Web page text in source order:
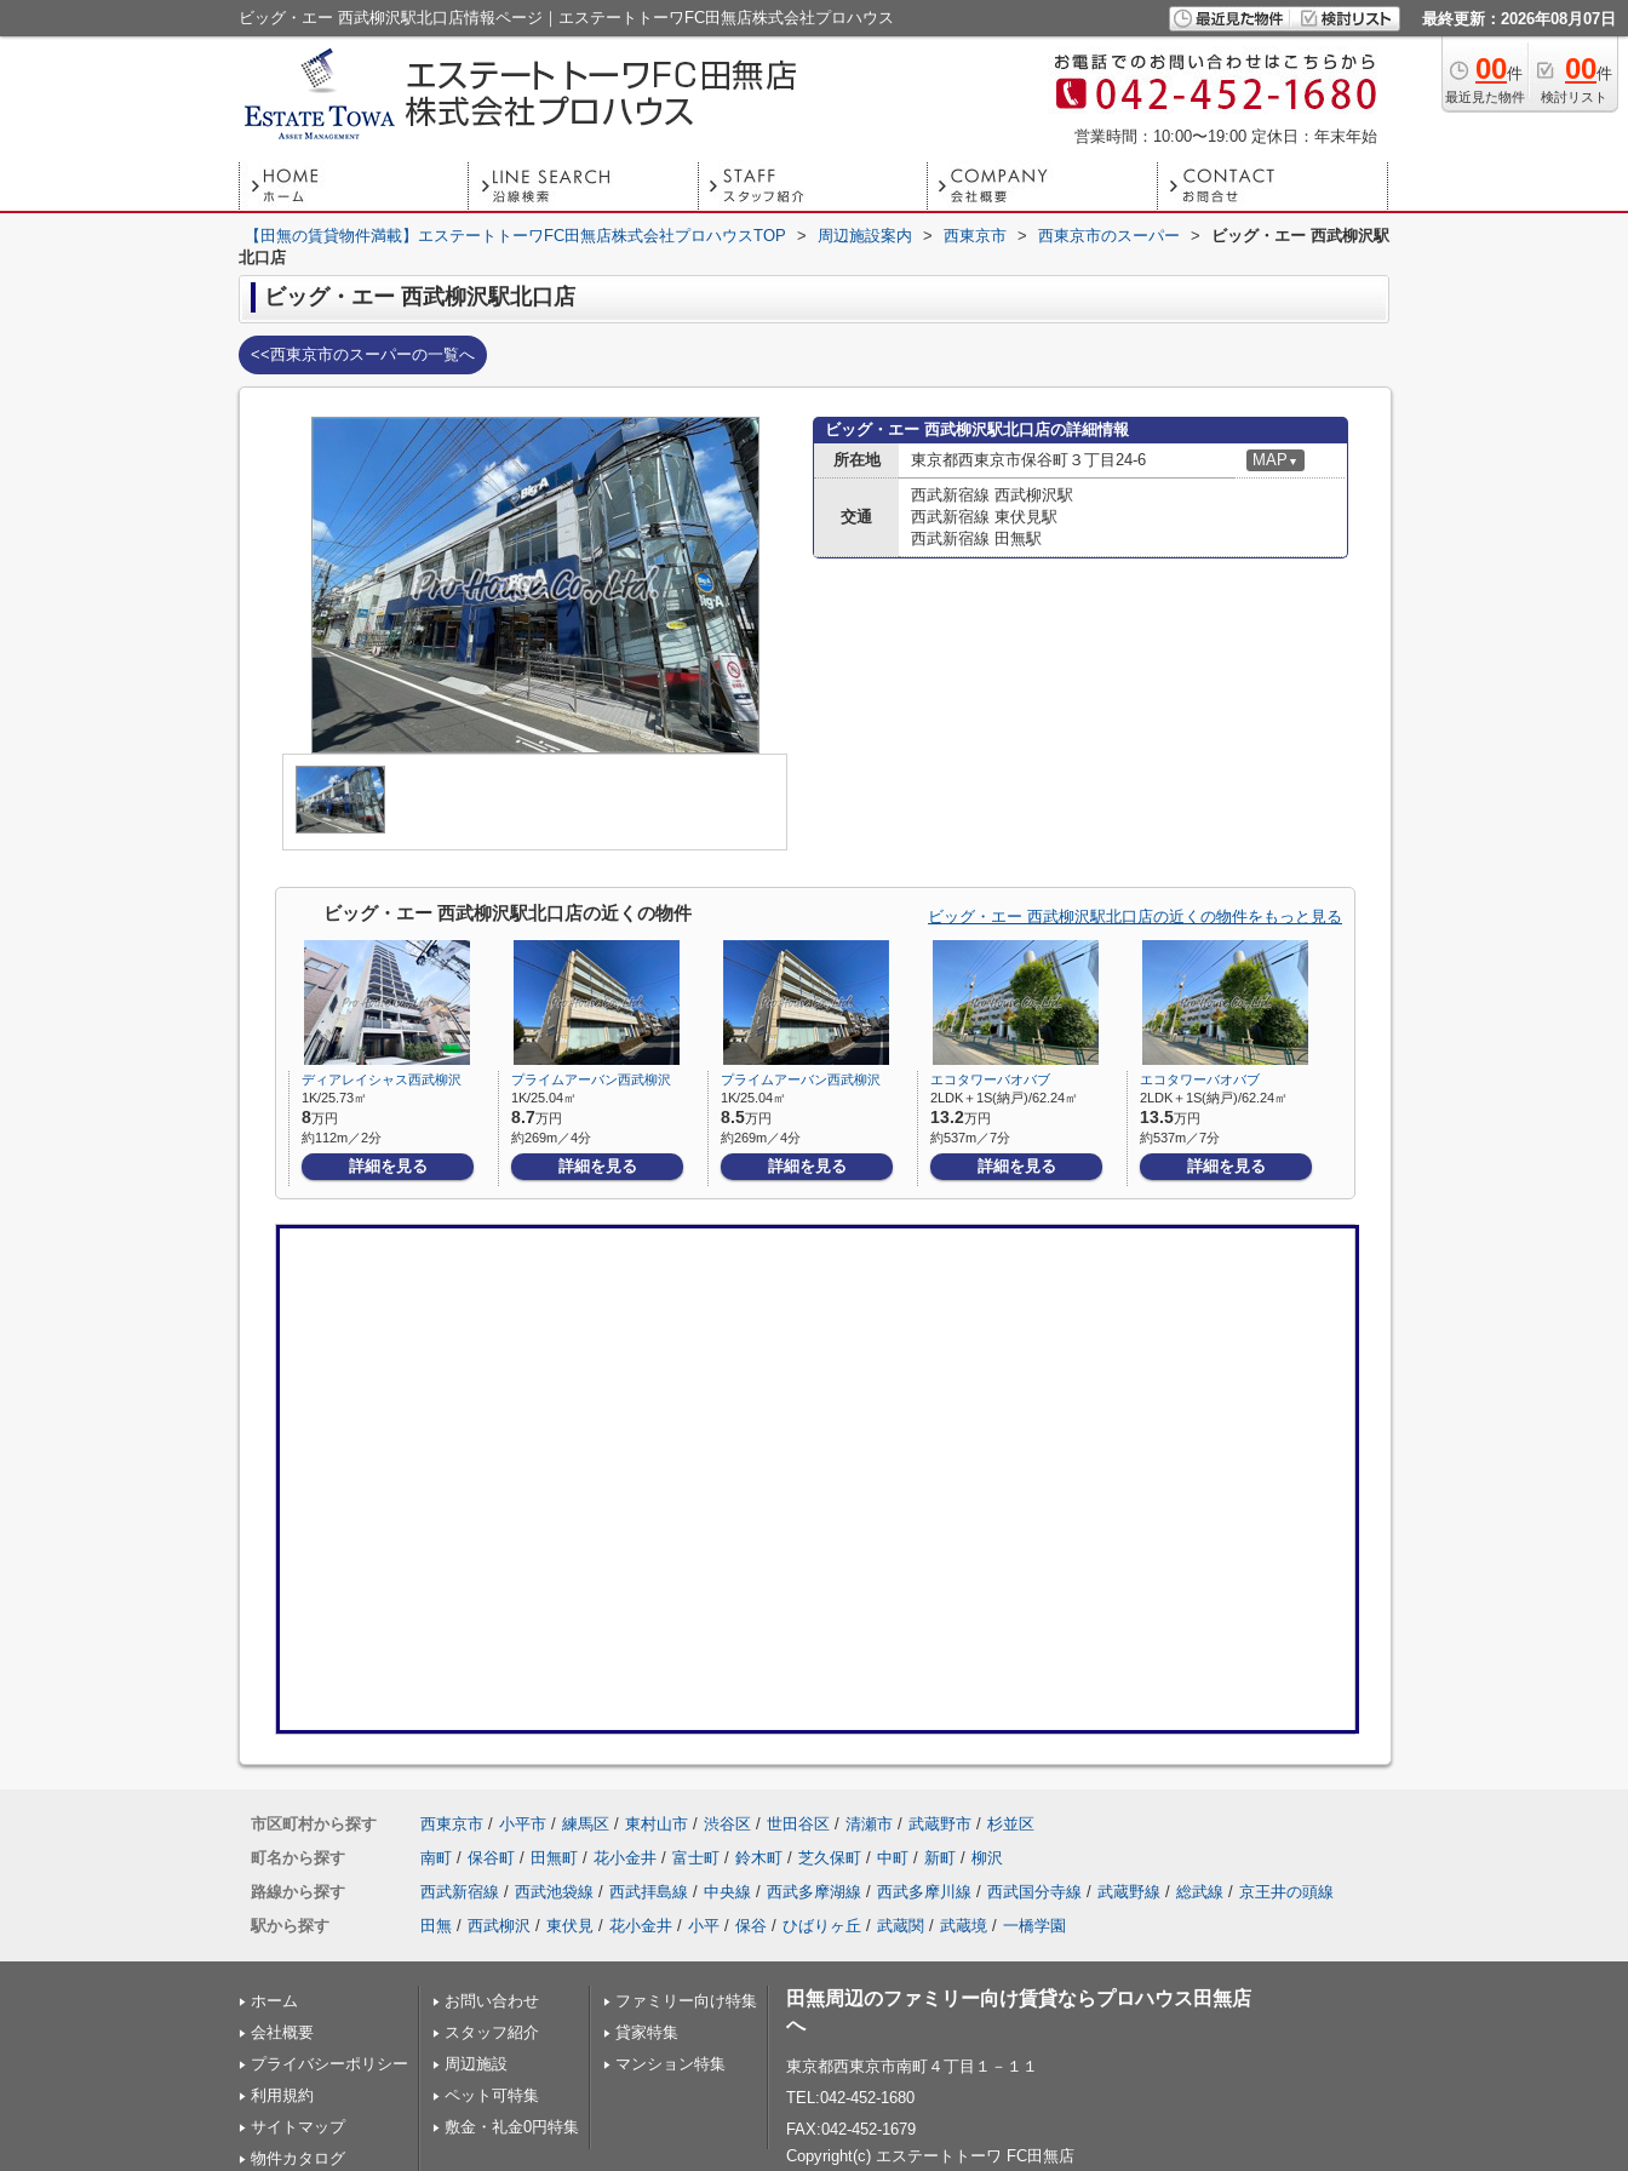
ビッグ・エー 西武柳沢駅北口店情報ページ｜エステートトーワFC田無店株式会社プロハウス 最終更新：2026年08月07日
00件
最近見た物件
00件
検討リスト
営業時間：10:00〜19:00 定休日：年末年始
【田無の賃貸物件満載】エステートトーワFC田無店株式会社プロハウスTOP > 周辺施設案内 > 西東京市 > 西東京市のスーパー >
ビッグ・エー 西武柳沢駅
北口店
ビッグ・エー 西武柳沢駅北口店
<<西東京市のスーパーの一覧へ
ビッグ・エー 西武柳沢駅北口店の詳細情報
所在地
東京都西東京市保谷町３丁目24-6 MAP ▼
交通
西武新宿線 西武柳沢駅
西武新宿線 東伏見駅
西武新宿線 田無駅
ビッグ・エー 西武柳沢駅北口店の近くの物件 ビッグ・エー 西武柳沢駅北口店の近くの物件をもっと見る
ディアレイシャス西武柳沢
1K/25.73㎡
8万円
約112m／2分
詳細を見る
プライムアーバン西武柳沢
1K/25.04㎡
8.7万円
約269m／4分
詳細を見る
プライムアーバン西武柳沢
1K/25.04㎡
8.5万円
約269m／4分
詳細を見る
エコタワーバオバブ
2LDK＋1S(納戸)/62.24㎡
13.2万円
約537m／7分
詳細を見る
エコタワーバオバブ
2LDK＋1S(納戸)/62.24㎡
13.5万円
約537m／7分
詳細を見る
市区町村から探す 西東京市 / 小平市 / 練馬区 / 東村山市 / 渋谷区 / 世田谷区 / 清瀬市 / 武蔵野市 / 杉並区
町名から探す
南町 / 保谷町 / 田無町 / 花小金井 / 富士町 / 鈴木町 / 芝久保町 / 中町 / 新町 / 柳沢
路線から探す
西武新宿線 / 西武池袋線 / 西武拝島線 / 中央線 / 西武多摩湖線 / 西武多摩川線 / 西武国分寺線 / 武蔵野線 / 総武線 / 京王井の頭線
駅から探す
田無 / 西武柳沢 / 東伏見 / 花小金井 / 小平 / 保谷 / ひばりヶ丘 / 武蔵関 / 武蔵境 / 一橋学園
ホーム
会社概要
プライバシーポリシー
利用規約
サイトマップ
物件カタログ
お問い合わせ
スタッフ紹介
周辺施設
ペット可特集
敷金・礼金0円特集
ファミリー向け特集
貸家特集
マンション特集
田無周辺のファミリー向け賃貸ならプロハウス田無店
へ
東京都西東京市南町４丁目１－１１
TEL:042-452-1680
FAX:042-452-1679
Copyright(c) エステートトーワ FC田無店